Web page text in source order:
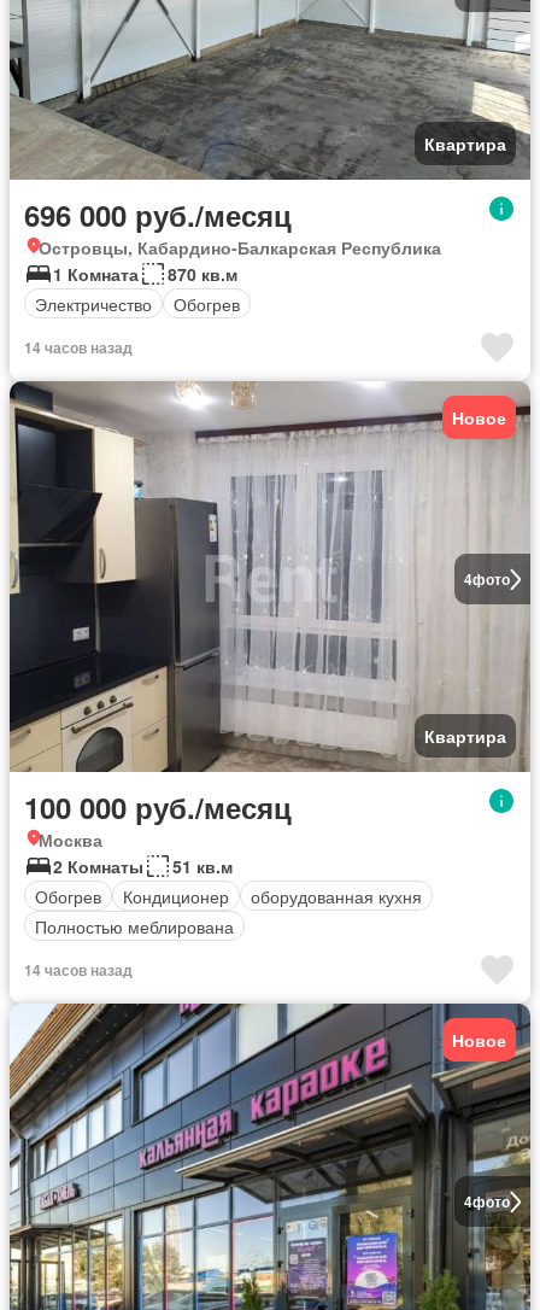
Квартира
696 000 руб./месяц
Островцы, Кабардино-Балкарская Республика
1 Комната
870 кв.м
Электричество
Обогрев
14 часов назад
4фото
Новое
Квартира
100 000 руб./месяц
Москва
2 Комнаты
51 кв.м
Обогрев
Кондиционер
оборудованная кухня
Полностью меблирована
14 часов назад
4фото
Новое